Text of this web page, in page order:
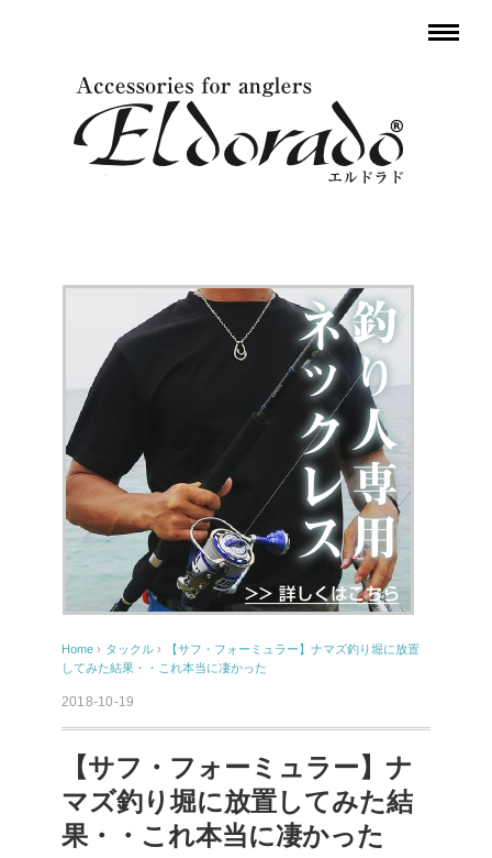
Home › タックル ›
【サフ・フォーミュラー】ナマズ釣り堀に放置
してみた結果・・これ本当に凄かった
2018-10-19
【サフ・フォーミュラー】ナ
マズ釣り堀に放置してみた結
果・・これ本当に凄かった